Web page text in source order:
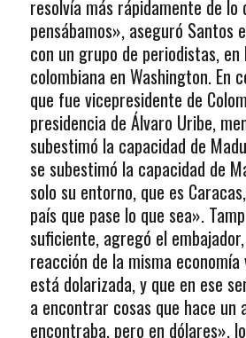
resolvía más rápidamente de lo
pensábamos», aseguró Santos
con un grupo de periodistas, en
colombiana en Washington. En
que fue vicepresidente de
presidencia de Álvaro Uribe,
subestimó la capacidad de
se subestimó la capacidad de
solo su entorno, que es
país que pase lo que sea».
suficiente, agregó el
reacción de la misma economía
está dolarizada, y que en ese
a encontrar cosas que hace un
encontraba, pero en dólares»,